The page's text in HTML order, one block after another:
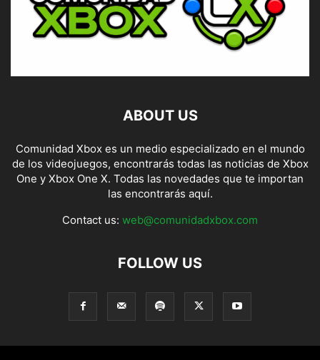
ABOUT US
Comunidad Xbox es un medio especializado en el mundo
de los videojuegos, encontrarás todas las noticias de Xbox
One y Xbox One X. Todas las novedades que te importan
las encontrarás aquí.
Contact us: web@comunidadxbox.com
FOLLOW US